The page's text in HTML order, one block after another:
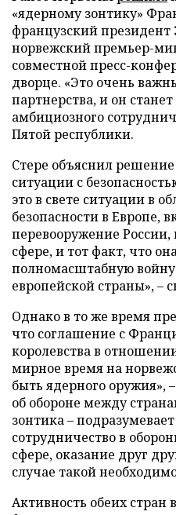
«ядерному зонтику»
французский
норвежский премьер-
совместной пресс-
дворце. «Это очень
партнерства, и он
амбициозного
Пятой республики.
Стере объяснил
ситуации с
это в свете ситуации в
безопасности в Европе,
перевооружение
сфере, и тот факт, что
полномасштабную
европейской страны», –
Однако в то же время
что соглашение с
королевства в
мирное время на
быть ядерного оружия»,
об обороне между
зонтика –
сотрудничество в
сфере, оказание друг
случае такой
Активность обеих стран